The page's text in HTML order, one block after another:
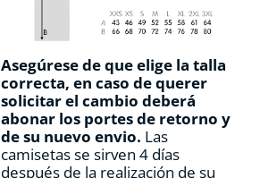
Asegúrese de que elige la talla
correcta, en caso de querer
solicitar el cambio deberá
abonar los portes de retorno y
de su nuevo envio. Las
camisetas se sirven 4 días
después de la realización de su